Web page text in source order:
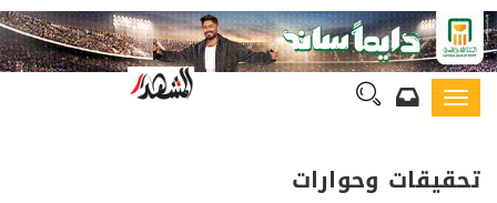
تحقيقات وحوارات